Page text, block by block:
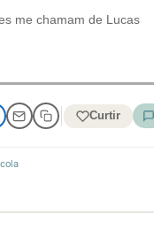
me chamam de Lucas
Curtir